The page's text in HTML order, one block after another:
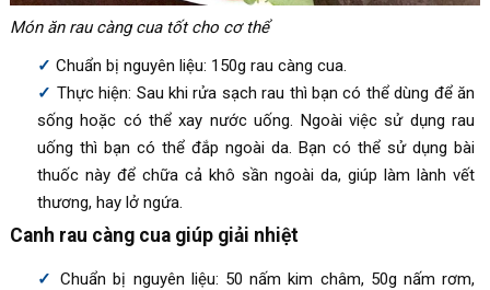
Món ăn rau càng cua tốt cho cơ thể
Chuẩn bị nguyên liệu: 150g rau càng cua.
Thực hiện: Sau khi rửa sạch rau thì bạn có thể dùng để ăn
sống hoặc có thể xay nước uống. Ngoài việc sử dụng rau
uống thì bạn có thể đắp ngoài da. Bạn có thể sử dụng bài
thuốc này để chữa cả khô sần ngoài da, giúp làm lành vết
thương, hay lở ngứa.
Canh rau càng cua giúp giải nhiệt
Chuẩn bị nguyên liệu: 50 nấm kim châm, 50g nấm rơm,